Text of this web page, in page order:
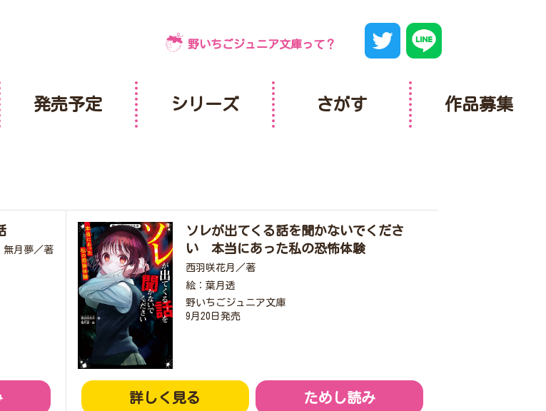
野いちごジュニア文庫って？
発売予定 シリーズ さがす 作品募集
無月夢／著
ソレが出てくる話を聞かないでくださ
い 本当にあった私の恐怖体験
西羽咲花月／著
絵：葉月透
野いちごジュニア文庫
9月20日発売
詳しく見る ためし読み